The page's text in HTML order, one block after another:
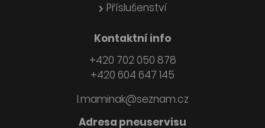
Příslušenství
Kontaktní info
+420 702 050 878
+420 604 647 145
l.maminak@seznam.cz
Adresa pneuservisu